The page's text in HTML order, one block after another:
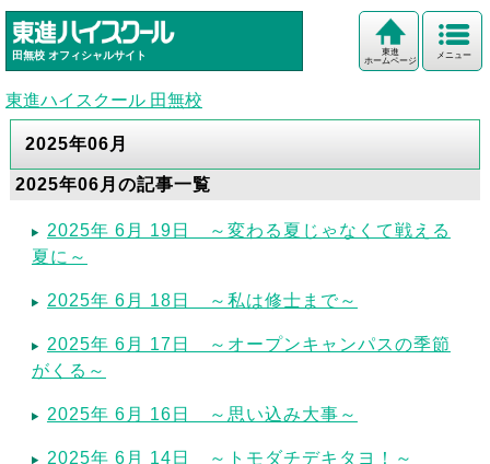
田無校 オフィシャルサイト メニュー
東進
ホームページ
東進ハイスクール 田無校
2025年06月
2025年06月の記事一覧
2025年 6月 19日 ～変わる夏じゃなくて戦える
夏に～
2025年 6月 18日 ～私は修士まで～
2025年 6月 17日 ～オープンキャンパスの季節
がくる～
2025年 6月 16日 ～思い込み大事～
2025年 6月 14日 ～トモダチデキタヨ！～